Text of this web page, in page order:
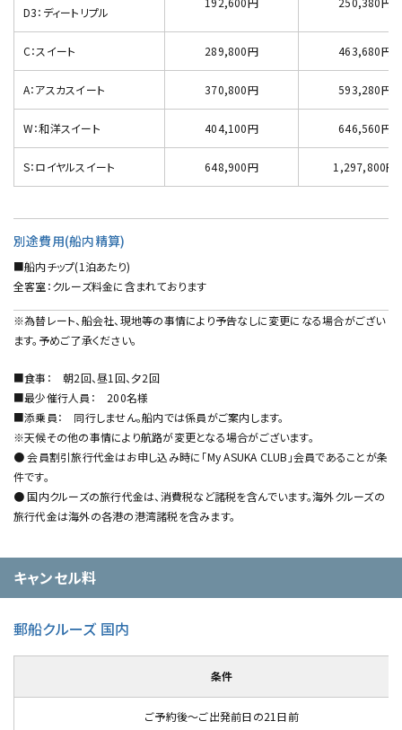
D3：ディートリプル
C：スイート 289,800円 463,680円
A：アスカスイート 370,800円 593,280円
W：和洋スイート 404,100円 646,560円
S：ロイヤルスイート 648,900円 1,297,800円
別途費用(船内精算)
■船内チップ(1泊あたり)
全客室：クルーズ料金に含まれております
※為替レート、船会社、現地等の事情により予告なしに変更になる場合がござい
ます。予めご了承ください。
■食事： 朝2回、昼1回、夕2回
■最少催行人員： 200名様
■添乗員： 同行しません。船内では係員がご案内します。
※天候その他の事情により航路が変更となる場合がございます。
● 会員割引旅行代金はお申し込み時に「My ASUKA CLUB」会員であることが条
件です。
● 国内クルーズの旅行代金は、消費税など諸税を含んでいます。海外クルーズの
旅行代金は海外の各港の港湾諸税を含みます。
キャンセル料
郵船クルーズ 国内
条件
ご予約後～ご出発前日の21日前